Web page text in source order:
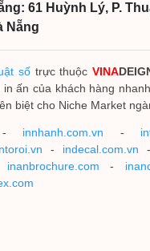
61 Huỳnh Lý, P.
Nẵng
sốtrực thuộc VINA
ấn của khách hàng
biệt cho Niche Market
innhanh.com.vn -
- indecal.com.vn
inanbrochure.com -